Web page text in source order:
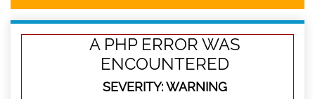
A PHP ERROR WAS
ENCOUNTERED
SEVERITY: WARNING